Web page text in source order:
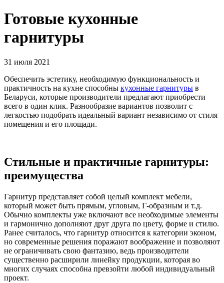
Готовые кухонные
гарнитуры
31 июля 2021
Обеспечить эстетику, необходимую функциональность и
практичность на кухне способны кухонные гарнитуры в
Беларуси, которые производители предлагают приобрести
всего в один клик. Разнообразие вариантов позволит с
легкостью подобрать идеальный вариант независимо от стиля
помещения и его площади.
Стильные и практичные гарнитуры:
преимущества
Гарнитур представляет собой целый комплект мебели,
который может быть прямым, угловым, Г-образным и т.д.
Обычно комплекты уже включают все необходимые элементы
и гармонично дополняют друг друга по цвету, форме и стилю.
Ранее считалось, что гарнитур относится к категории эконом,
но современные решения поражают воображение и позволяют
не ограничивать свою фантазию, ведь производители
существенно расширили линейку продукции, которая во
многих случаях способна превзойти любой индивидуальный
проект.